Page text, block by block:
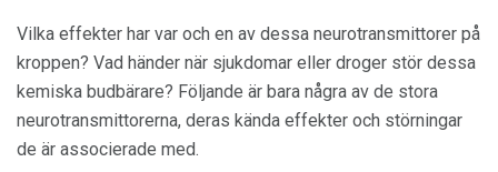
Vilka effekter har var och en av dessa neurotransmittorer på
kroppen? Vad händer när sjukdomar eller droger stör dessa
kemiska budbärare? Följande är bara några av de stora
neurotransmittorerna, deras kända effekter och störningar
de är associerade med.